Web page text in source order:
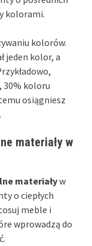
kolorami.
kolorów.
jeden kolor, a
30% koloru
osiągniesz
materiały w
materiaływ
o ciepłych
meble i
wprowadzą do